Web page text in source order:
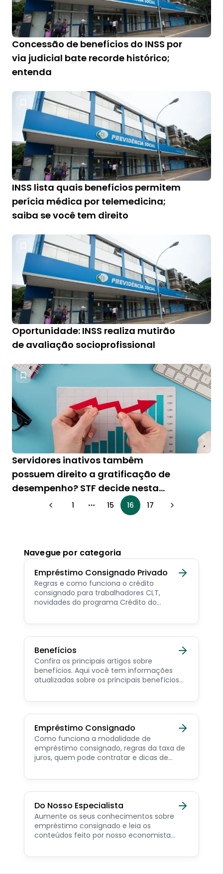
Concessão de benefícios do INSS por
via judicial bate recorde histórico;
entenda
INSS lista quais benefícios permitem
perícia médica por telemedicina;
saiba se você tem direito
Oportunidade: INSS realiza mutirão
de avaliação socioprofissional
Servidores inativos tambêm
possuem direito a gratificação de
desempenho? STF decide nesta
semana
1 More pages
15 16 17
Navegue por categoria
Empréstimo Consignado Privado
Regras e como funciona o crédito
consignado para trabalhadores CLT,
novidades do programa Crédito do
consignado privado.
Benefícios
Confira os principais artigos sobre
benefícios. Aqui você tem informações
atualizadas sobre os principais benefícios
pensionista e beneficiários de programas
Empréstimo Consignado
Como funciona a modalidade de
empréstimo consignado, regras da taxa de
juros, quem pode contratar e dicas de
Do Nosso Especialista
Aumente os seus conhecimentos sobre
empréstimo consignado e leia os
conteúdos feito por nosso economista